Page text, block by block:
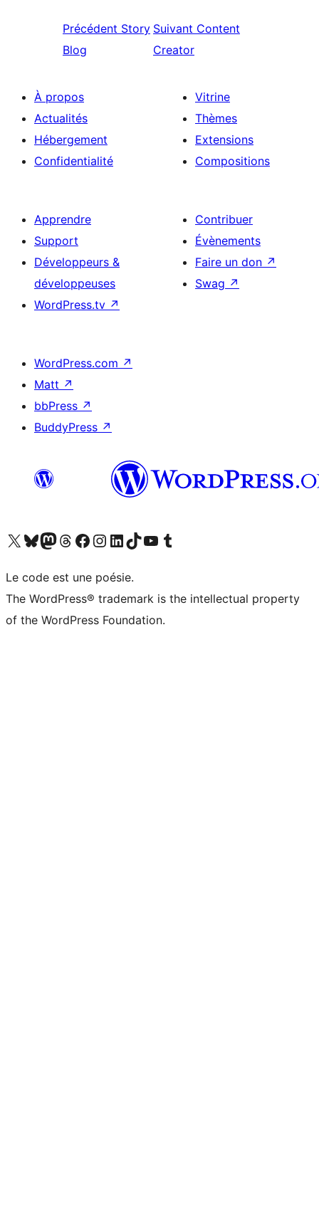
Précédent Story
Blog
Suivant Content
Creator
À propos
Actualités
Hébergement
Confidentialité
Vitrine
Thèmes
Extensions
Compositions
Apprendre
Support
Développeurs &
développeuses
WordPress.tv ↗
Contribuer
Évènements
Faire un don ↗
Swag ↗
WordPress.com ↗
Matt ↗
bbPress ↗
BuddyPress ↗
Visitez notre compte X (précédemment Twitter)
Visiter notre compte Bluesky
Visiter notre compte Mastodon
Visiter notre compte Threads
Consulter notre compte Facebook
Consulter notre compte Instagram
Consulter notre compte LinkedIn
Visiter notre compte TokTok
Visiter notre chaîne YouTube
Visiter notre compte Tumblr
Le code est une poésie.
The WordPress® trademark is the intellectual property
of the WordPress Foundation.